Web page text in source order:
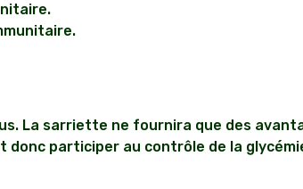
La sarriette ne fournira que des
participer au contrôle de la